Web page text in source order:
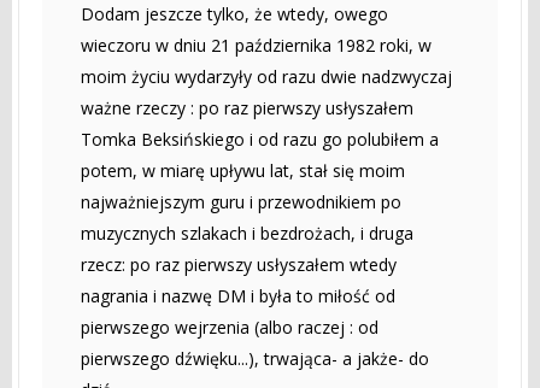
Dodam jeszcze tylko, że wtedy, owego
wieczoru w dniu 21 października 1982 roki, w
moim życiu wydarzyły od razu dwie nadzwyczaj
ważne rzeczy : po raz pierwszy usłyszałem
Tomka Beksińskiego i od razu go polubiłem a
potem, w miarę upływu lat, stał się moim
najważniejszym guru i przewodnikiem po
muzycznych szlakach i bezdrożach, i druga
rzecz: po raz pierwszy usłyszałem wtedy
nagrania i nazwę DM i była to miłość od
pierwszego wejrzenia (albo raczej : od
pierwszego dźwięku...), trwająca- a jakże- do